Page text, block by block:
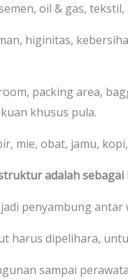
oil & gas,
higinitas,
packing area,
khusus pula.
mie, obat, jamu,
adalah sebagai
penyambung
harus dipelihara,
sampai